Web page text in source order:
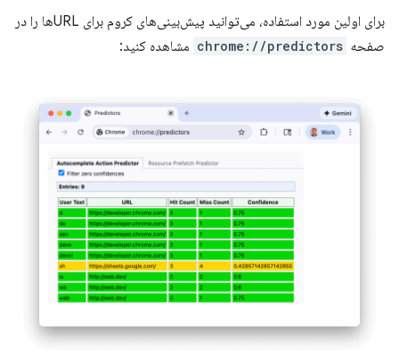
برای اولین مورد استفاده، می‌توانید پیش‌بینی‌های کروم برای URLها را در
صفحه chrome://predictors مشاهده کنید: